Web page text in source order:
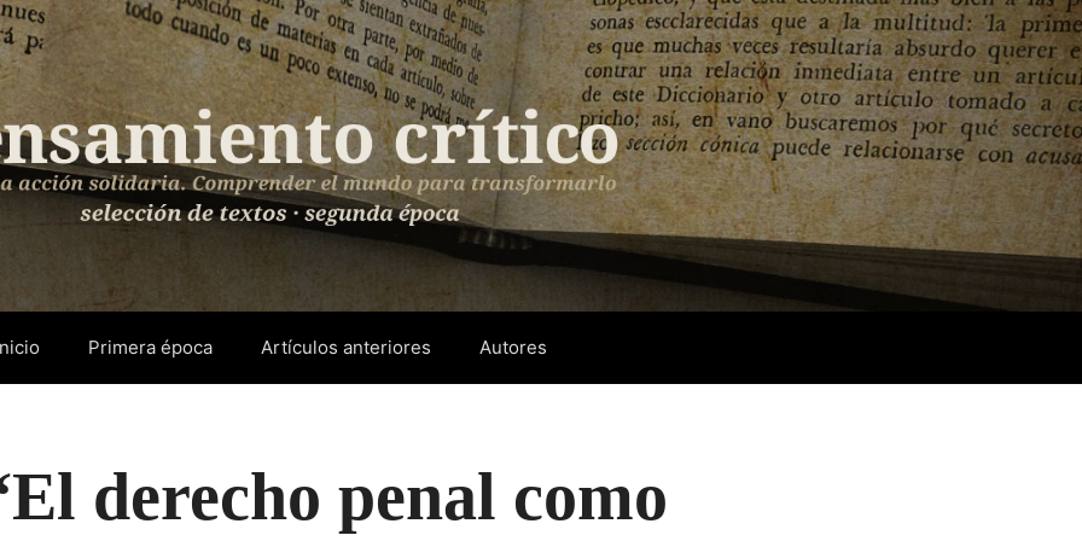
Primera época Artículos anteriores Autores
derecho penal como